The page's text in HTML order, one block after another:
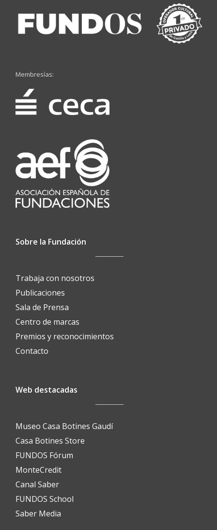
Membresías:
Sobre la Fundación
Trabaja con nosotros
Publicaciones
Sala de Prensa
Centro de marcas
Premios y reconocimientos
Contacto
Web destacadas
Museo Casa Botines Gaudí
Casa Botines Store
FUNDOS Fórum
MonteCredit
Canal Saber
FUNDOS School
Saber Media